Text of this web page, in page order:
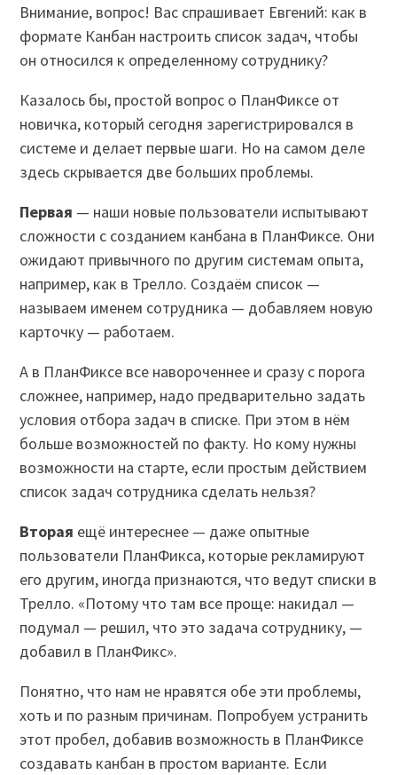
Внимание, вопрос! Вас спрашивает Евгений: как в
формате Канбан настроить список задач, чтобы
он относился к определенному сотруднику?
Казалось бы, простой вопрос о ПланФиксе от
новичка, который сегодня зарегистрировался в
системе и делает первые шаги. Но на самом деле
здесь скрывается две больших проблемы.
Первая — наши новые пользователи испытывают
сложности с созданием канбана в ПланФиксе. Они
ожидают привычного по другим системам опыта,
например, как в Трелло. Создаём список —
называем именем сотрудника — добавляем новую
карточку — работаем.
А в ПланФиксе все навороченнее и сразу с порога
сложнее, например, надо предварительно задать
условия отбора задач в списке. При этом в нём
больше возможностей по факту. Но кому нужны
возможности на старте, если простым действием
список задач сотрудника сделать нельзя?
Вторая ещё интереснее — даже опытные
пользователи ПланФикса, которые рекламируют
его другим, иногда признаются, что ведут списки в
Трелло. «Потому что там все проще: накидал —
подумал — решил, что это задача сотруднику, —
добавил в ПланФикс».
Понятно, что нам не нравятся обе эти проблемы,
хоть и по разным причинам. Попробуем устранить
этот пробел, добавив возможность в ПланФиксе
создавать канбан в простом варианте. Если